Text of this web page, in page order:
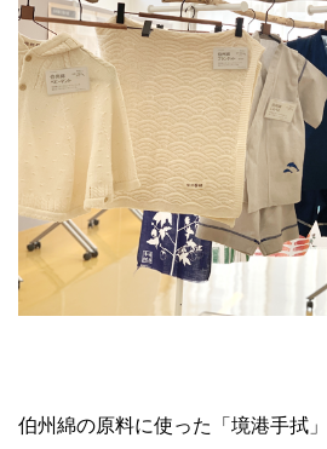
伯州綿の原料に使った「境港手拭」